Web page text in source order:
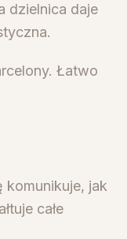
dzielnica daje
Łatwo
komunikuje, jak
całe